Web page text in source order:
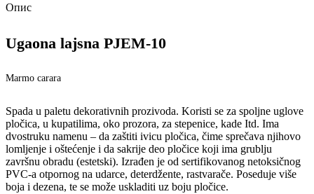
Опис
Ugaona lajsna PJEM-10
Marmo carara
Spada u paletu dekorativnih prozivoda. Koristi se za spoljne uglove
pločica, u kupatilima, oko prozora, za stepenice, kade Itd. Ima
dvostruku namenu – da zaštiti ivicu pločica, čime sprečava njihovo
lomljenje i oštećenje i da sakrije deo pločice koji ima grublju
završnu obradu (estetski). Izrađen je od sertifikovanog netoksičnog
PVC-a otpornog na udarce, deterdžente, rastvarače. Poseduje više
boja i dezena, te se može uskladiti uz boju pločice.